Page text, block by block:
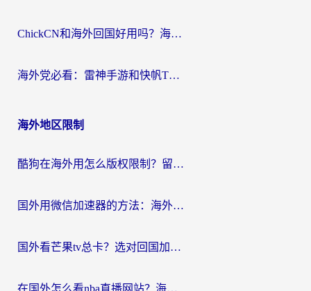
ChickCN和海外回国好用吗？海外党2026亲测：从手游到影音，选对加速器的3个关键
海外党必看：雷神手游和快帆TV版好用吗？3步选对回国加速器不踩坑
海外地区限制
酷狗在海外用怎么版权限制？留学生亲测：3步解决听国内音乐难题
国外用微信加速器的方法：海外党无缝连接国内生活的实用指南
国外看芒果tv总卡？选对回国加速器，轻松追《浪姐》不费劲
在国外怎么看nba直播网站？海外党专属体育观赛指南，告别地区限制！